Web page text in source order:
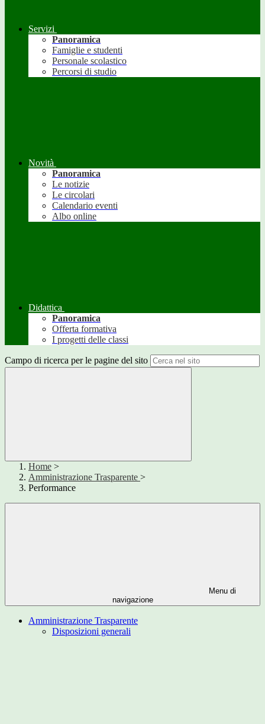
Servizi
Panoramica
Famiglie e studenti
Personale scolastico
Percorsi di studio
Novità
Panoramica
Le notizie
Le circolari
Calendario eventi
Albo online
Didattica
Panoramica
Offerta formativa
I progetti delle classi
Campo di ricerca per le pagine del sito
Home >
Amministrazione Trasparente >
Performance
Menu di
navigazione
Amministrazione Trasparente
Disposizioni generali